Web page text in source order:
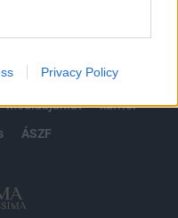
Privacy Policy
süti beállítások
médiaajánlat
karrier
ÁSZF